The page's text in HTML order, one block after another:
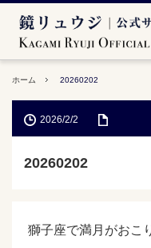
ホーム 20260202
2026/2/2
20260202
獅子座で満月がおこ